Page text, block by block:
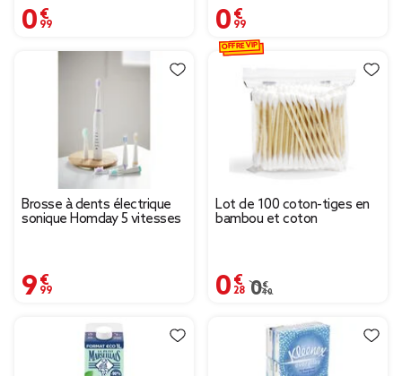
0,99 € 0,99 €
Brosse à dents électrique
sonique Homday 5 vitesses
9,99 €
Lot de 100 coton-tiges en
bambou et coton
0,28 €
Prix remisé de 0,40 €
0,40 €
OFFRE VIP